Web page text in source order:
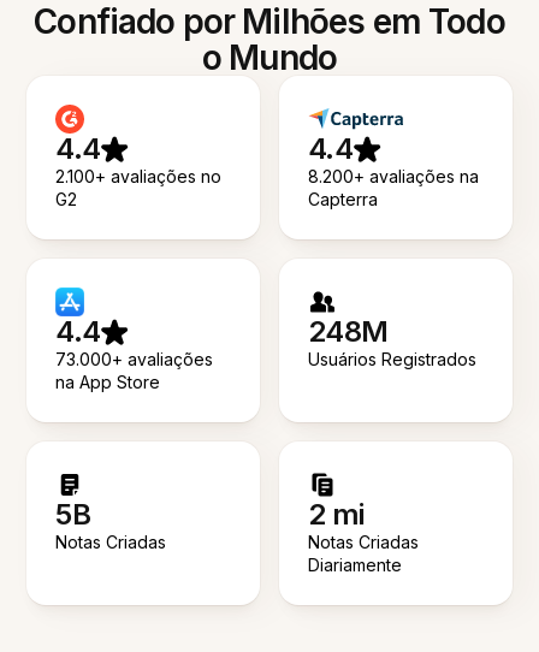
Confiado por Milhões em Todo
o Mundo
4.4
2.100+ avaliações no
G2
4.4
8.200+ avaliações na
Capterra
4.4
73.000+ avaliações
na App Store
248M
Usuários Registrados
5B
Notas Criadas
2 mi
Notas Criadas
Diariamente